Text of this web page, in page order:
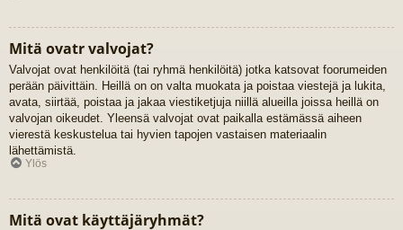
Mitä ovatr valvojat?
Valvojat ovat henkilöitä (tai ryhmä henkilöitä) jotka katsovat foorumeiden
perään päivittäin. Heillä on on valta muokata ja poistaa viestejä ja lukita,
avata, siirtää, poistaa ja jakaa viestiketjuja niillä alueilla joissa heillä on
valvojan oikeudet. Yleensä valvojat ovat paikalla estämässä aiheen
vierestä keskustelua tai hyvien tapojen vastaisen materiaalin
lähettämistä.
Ylös
Mitä ovat käyttäjäryhmät?